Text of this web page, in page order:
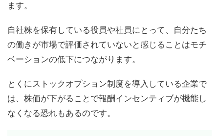
ます。
自社株を保有している役員や社員にとって、自分たち
の働きが市場で評価されていないと感じることはモチ
ベーションの低下につながります。
とくにストックオプション制度を導入している企業で
は、株価が下がることで報酬インセンティブが機能し
なくなる恐れもあるのです。